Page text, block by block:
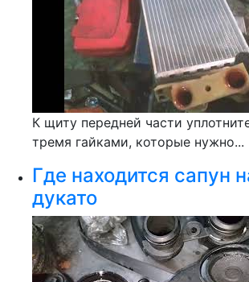
К щиту передней части
тремя гайками, которые нужно...
Где находится сапун
дукато